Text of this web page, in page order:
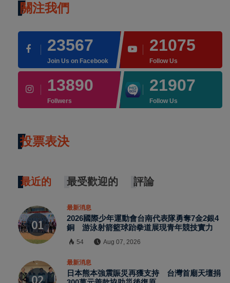
關注我們
23567
Join Us on Facebook
21075
Follow Us
13890
Follwers
21907
Follow Us
投票表決
最近的 最受歡迎的 評論
最新消息
2026國際少年運動會台南代表隊勇奪7金2銀4
銅 游泳射箭籃球跆拳道展現青年競技實力
54 Aug 07, 2026
最新消息
日本熊本強震賑災再獲支持 台灣首廟天壇捐